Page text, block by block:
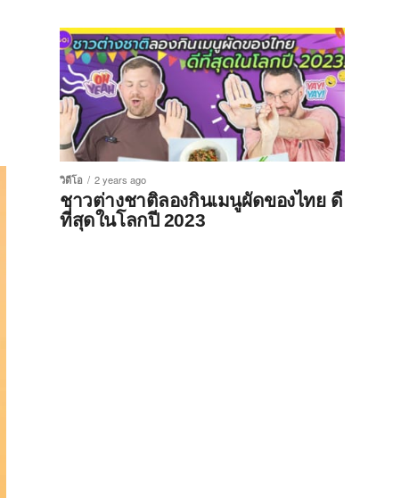
วิดีโอ 2 years ago
ชาวต่างชาติลองกินเมนูผัดของไทย ดี
ที่สุดในโลกปี 2023